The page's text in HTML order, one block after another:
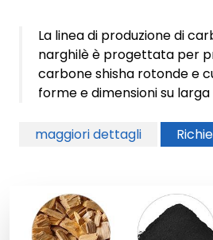
La linea di produzione di
narghilè è progettata per
carbone shisha rotonde e
forme e dimensioni su larga
maggiori dettagli